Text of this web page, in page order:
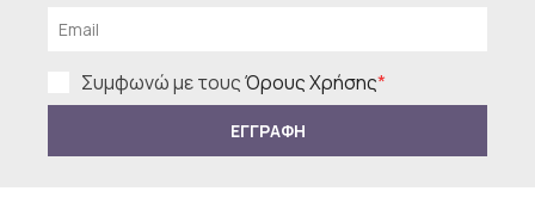
Συμφωνώ με τουςΌρους Χρήσης*
ΕΓΓΡΑΦΗ